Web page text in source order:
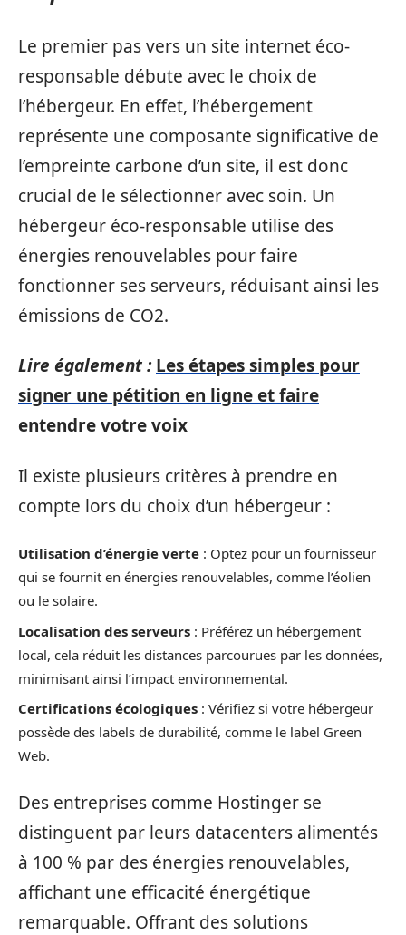
Le premier pas vers un site internet éco-
responsable débute avec le choix de
l’hébergeur. En effet, l’hébergement
représente une composante significative de
l’empreinte carbone d’un site, il est donc
crucial de le sélectionner avec soin. Un
hébergeur éco-responsable utilise des
énergies renouvelables pour faire
fonctionner ses serveurs, réduisant ainsi les
émissions de CO2.
Lire également : Les étapes simples pour
signer une pétition en ligne et faire
entendre votre voix
Il existe plusieurs critères à prendre en
compte lors du choix d’un hébergeur :
Utilisation d’énergie verte : Optez pour un fournisseur
qui se fournit en énergies renouvelables, comme l’éolien
ou le solaire.
Localisation des serveurs : Préférez un hébergement
local, cela réduit les distances parcourues par les données,
minimisant ainsi l’impact environnemental.
Certifications écologiques : Vérifiez si votre hébergeur
possède des labels de durabilité, comme le label Green
Web.
Des entreprises comme Hostinger se
distinguent par leurs datacenters alimentés
à 100 % par des énergies renouvelables,
affichant une efficacité énergétique
remarquable. Offrant des solutions